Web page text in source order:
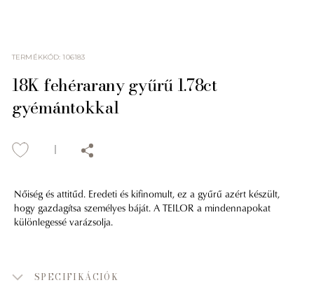
TERMÉKKÓD:106183
18K fehérarany gyűrű 1.78ct
gyémántokkal
Nőiség és attitűd. Eredeti és kifinomult, ez a gyűrű azért készült,
hogy gazdagítsa személyes báját. A TEILOR a mindennapokat
különlegessé varázsolja.
SPECIFIKÁCIÓK